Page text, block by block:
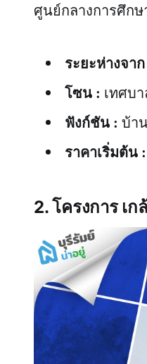
ศูนย์กลางการศึกษ
ระยะห่างจา
โซน : เทศบ
ฟังก์ชัน : บ้า
ราคาเริ่มต้น :
2. โครงการ เ